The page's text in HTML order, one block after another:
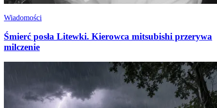
Wiadomości
Śmierć posła Litewki. Kierowca mitsubishi przerywa
milczenie